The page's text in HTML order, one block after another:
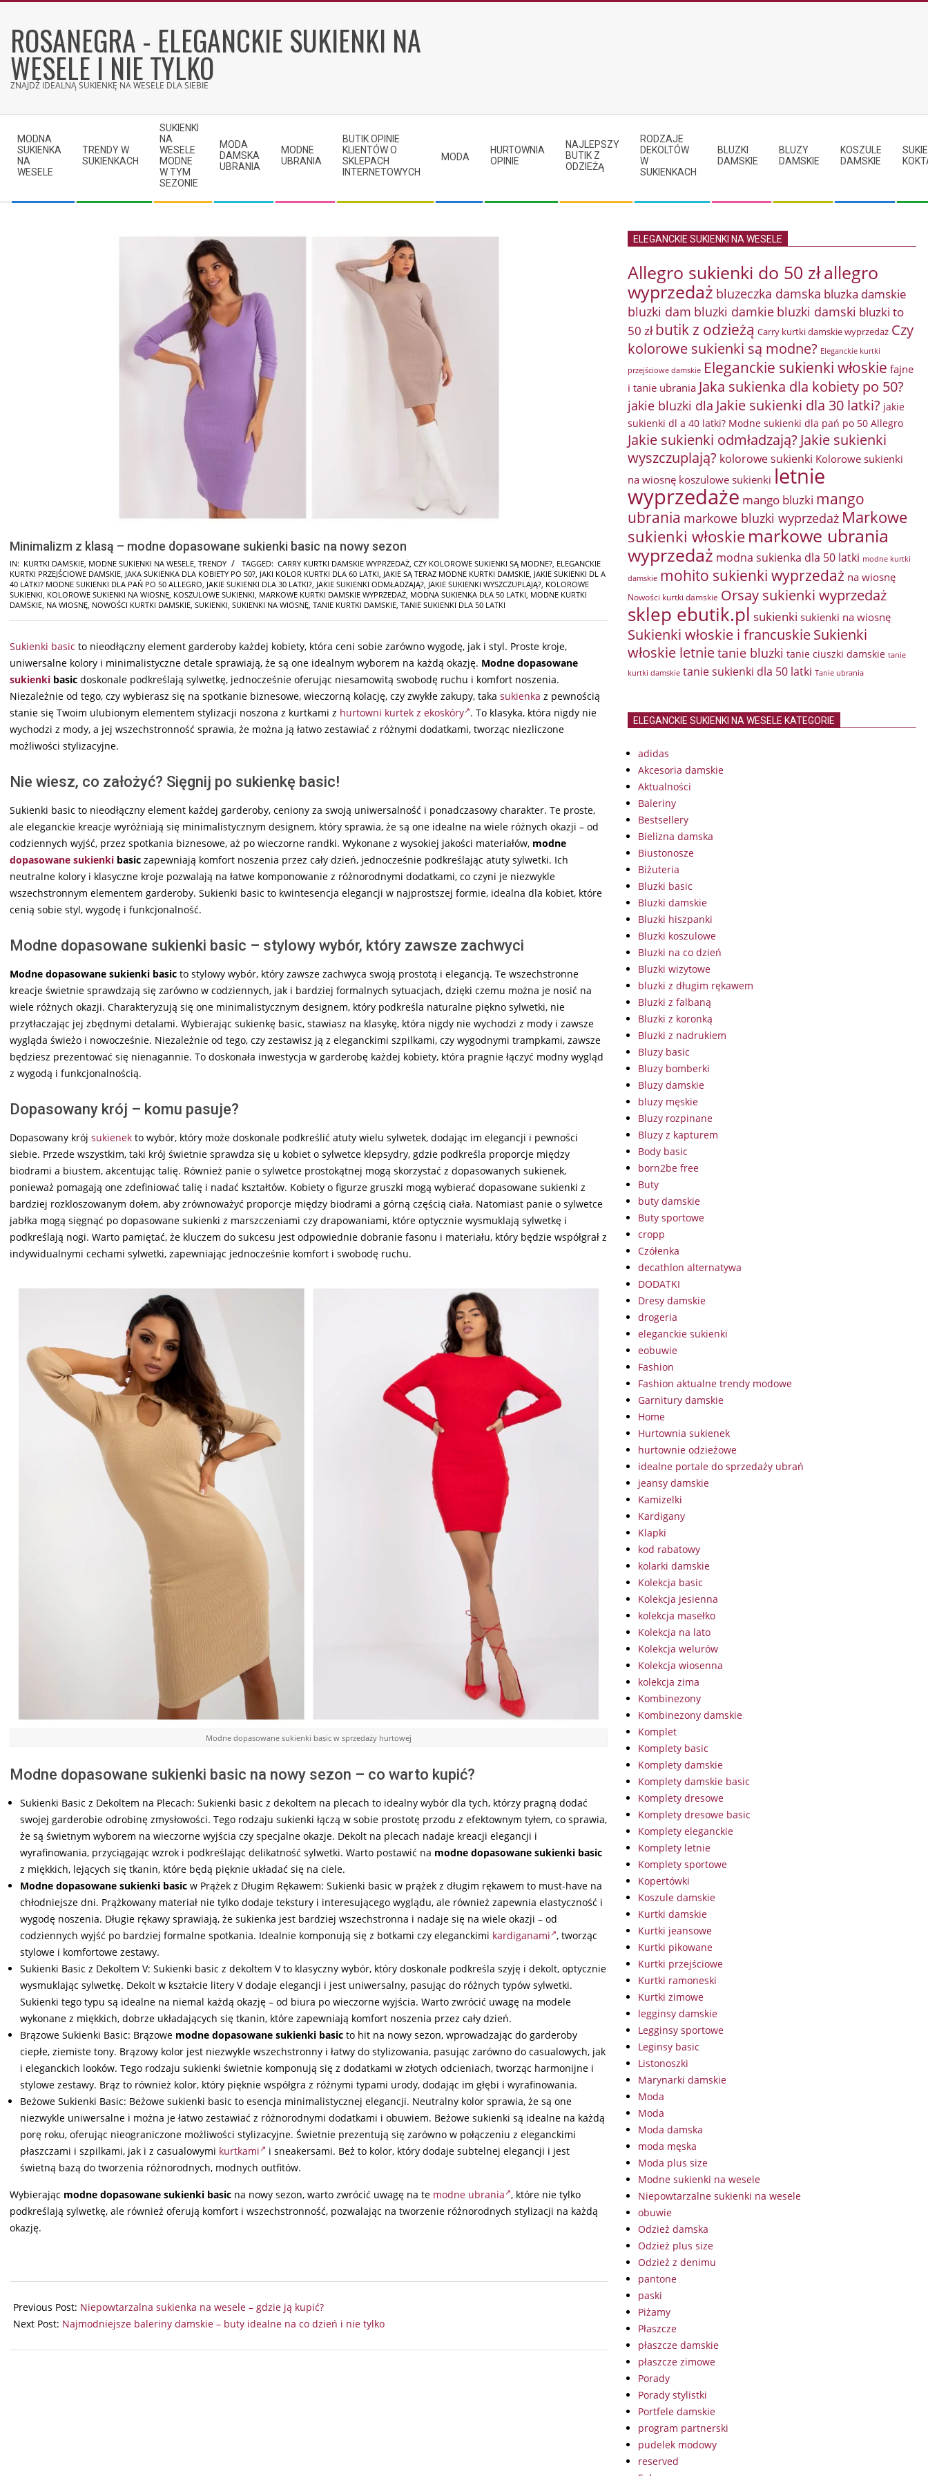
contentROSANEGRA - ELEGANCKIE SUKIENKI NA
WESELE I NIE TYLKO
ZNAJDŹ IDEALNĄ SUKIENKĘ NA WESELE DLA SIEBIE
Navigation
Menu
MODNA
SUKIENKA
NA
WESELE
TRENDY W
SUKIENKACH
SUKIENKI
NA
WESELE
MODNE
W TYM
SEZONIE
MODA
DAMSKA
UBRANIA
MODNE
UBRANIA
BUTIK OPINIE
KLIENTÓW O
SKLEPACH
INTERNETOWYCH
MODA
HURTOWNIA
OPINIE
NAJLEPSZY
BUTIK Z
ODZIEŻĄ
RODZAJE
DEKOLTÓW
W
SUKIENKACH
BLUZKI
DAMSKIE
BLUZY
DAMSKIE
KOSZULE
DAMSKIE
Minimalizm z klasą – modne dopasowane sukienki basic na nowy sezon
IN: KURTKI DAMSKIE, MODNE SUKIENKI NA WESELE, TRENDY TAGGED: CARRY KURTKI DAMSKIE WYPRZEDAŻ, CZY KOLOROWE SUKIENKI SĄ MODNE?, ELEGANCKIE
KURTKI PRZEJŚCIOWE DAMSKIE, JAKA SUKIENKA DLA KOBIETY PO 50?, JAKI KOLOR KURTKI DLA 60 LATKI, JAKIE SĄ TERAZ MODNE KURTKI DAMSKIE, JAKIE SUKIENKI DL A
40 LATKI? MODNE SUKIENKI DLA PAŃ PO 50 ALLEGRO, JAKIE SUKIENKI DLA 30 LATKI?, JAKIE SUKIENKI ODMŁADZAJĄ?, JAKIE SUKIENKI WYSZCZUPLAJĄ?, KOLOROWE
SUKIENKI, KOLOROWE SUKIENKI NA WIOSNĘ, KOSZULOWE SUKIENKI, MARKOWE KURTKI DAMSKIE WYPRZEDAŻ, MODNA SUKIENKA DLA 50 LATKI, MODNE KURTKI
DAMSKIE, NA WIOSNĘ, NOWOŚCI KURTKI DAMSKIE, SUKIENKI, SUKIENKI NA WIOSNĘ, TANIE KURTKI DAMSKIE, TANIE SUKIENKI DLA 50 LATKI
Sukienki basic to nieodłączny element garderoby każdej kobiety, która ceni sobie zarówno wygodę, jak i styl. Proste kroje,
uniwersalne kolory i minimalistyczne detale sprawiają, że są one idealnym wyborem na każdą okazję. Modne dopasowane
sukienki basic doskonale podkreślają sylwetkę, jednocześnie oferując niesamowitą swobodę ruchu i komfort noszenia.
Niezależnie od tego, czy wybierasz się na spotkanie biznesowe, wieczorną kolację, czy zwykłe zakupy, taka sukienka z pewnością
stanie się Twoim ulubionym elementem stylizacji noszona z kurtkami z hurtowni kurtek z ekoskóry . To klasyka, która nigdy nie
wychodzi z mody, a jej wszechstronność sprawia, że można ją łatwo zestawiać z różnymi dodatkami, tworząc niezliczone
możliwości stylizacyjne.
Nie wiesz, co założyć? Sięgnij po sukienkę basic!
Sukienki basic to nieodłączny element każdej garderoby, ceniony za swoją uniwersalność i ponadczasowy charakter. Te proste,
ale eleganckie kreacje wyróżniają się minimalistycznym designem, który sprawia, że są one idealne na wiele różnych okazji – od
codziennych wyjść, przez spotkania biznesowe, aż po wieczorne randki. Wykonane z wysokiej jakości materiałów, modne
dopasowane sukienki basic zapewniają komfort noszenia przez cały dzień, jednocześnie podkreślając atuty sylwetki. Ich
neutralne kolory i klasyczne kroje pozwalają na łatwe komponowanie z różnorodnymi dodatkami, co czyni je niezwykle
wszechstronnym elementem garderoby. Sukienki basic to kwintesencja elegancji w najprostszej formie, idealna dla kobiet, które
cenią sobie styl, wygodę i funkcjonalność.
Modne dopasowane sukienki basic – stylowy wybór, który zawsze zachwyci
Modne dopasowane sukienki basic to stylowy wybór, który zawsze zachwyca swoją prostotą i elegancją. Te wszechstronne
kreacje świetnie sprawdzają się zarówno w codziennych, jak i bardziej formalnych sytuacjach, dzięki czemu można je nosić na
wiele różnych okazji. Charakteryzują się one minimalistycznym designem, który podkreśla naturalne piękno sylwetki, nie
przytłaczając jej zbędnymi detalami. Wybierając sukienkę basic, stawiasz na klasykę, która nigdy nie wychodzi z mody i zawsze
wygląda świeżo i nowocześnie. Niezależnie od tego, czy zestawisz ją z eleganckimi szpilkami, czy wygodnymi trampkami, zawsze
będziesz prezentować się nienagannie. To doskonała inwestycja w garderobę każdej kobiety, która pragnie łączyć modny wygląd
z wygodą i funkcjonalnością.
Dopasowany krój – komu pasuje?
Dopasowany krój sukienek to wybór, który może doskonale podkreślić atuty wielu sylwetek, dodając im elegancji i pewności
siebie. Przede wszystkim, taki krój świetnie sprawdza się u kobiet o sylwetce klepsydry, gdzie podkreśla proporcje między
biodrami a biustem, akcentując talię. Również panie o sylwetce prostokątnej mogą skorzystać z dopasowanych sukienek,
ponieważ pomagają one zdefiniować talię i nadać kształtów. Kobiety o figurze gruszki mogą wybierać dopasowane sukienki z
bardziej rozkloszowanym dołem, aby zrównoważyć proporcje między biodrami a górną częścią ciała. Natomiast panie o sylwetce
jabłka mogą sięgnąć po dopasowane sukienki z marszczeniami czy drapowaniami, które optycznie wysmuklają sylwetkę i
podkreślają nogi. Warto pamiętać, że kluczem do sukcesu jest odpowiednie dobranie fasonu i materiału, który będzie współgrał z
indywidualnymi cechami sylwetki, zapewniając jednocześnie komfort i swobodę ruchu.
Modne dopasowane sukienki basic w sprzedaży hurtowej
Modne dopasowane sukienki basic na nowy sezon – co warto kupić?
Sukienki Basic z Dekoltem na Plecach: Sukienki basic z dekoltem na plecach to idealny wybór dla tych, którzy pragną dodać
swojej garderobie odrobinę zmysłowości. Tego rodzaju sukienki łączą w sobie prostotę przodu z efektownym tyłem, co sprawia,
że są świetnym wyborem na wieczorne wyjścia czy specjalne okazje. Dekolt na plecach nadaje kreacji elegancji i
wyrafinowania, przyciągając wzrok i podkreślając delikatność sylwetki. Warto postawić na modne dopasowane sukienki basic
z miękkich, lejących się tkanin, które będą pięknie układać się na ciele.
Modne dopasowane sukienki basic w Prążek z Długim Rękawem: Sukienki basic w prążek z długim rękawem to must-have na
chłodniejsze dni. Prążkowany materiał nie tylko dodaje tekstury i interesującego wyglądu, ale również zapewnia elastyczność i
wygodę noszenia. Długie rękawy sprawiają, że sukienka jest bardziej wszechstronna i nadaje się na wiele okazji – od
codziennych wyjść po bardziej formalne spotkania. Idealnie komponują się z botkami czy eleganckimi kardiganami , tworząc
stylowe i komfortowe zestawy.
Sukienki Basic z Dekoltem V: Sukienki basic z dekoltem V to klasyczny wybór, który doskonale podkreśla szyję i dekolt, optycznie
wysmuklając sylwetkę. Dekolt w kształcie litery V dodaje elegancji i jest uniwersalny, pasując do różnych typów sylwetki.
Sukienki tego typu są idealne na niemal każdą okazję – od biura po wieczorne wyjścia. Warto zwrócić uwagę na modele
wykonane z miękkich, dobrze układających się tkanin, które zapewniają komfort noszenia przez cały dzień.
Brązowe Sukienki Basic: Brązowe modne dopasowane sukienki basic to hit na nowy sezon, wprowadzając do garderoby
ciepłe, ziemiste tony. Brązowy kolor jest niezwykle wszechstronny i łatwy do stylizowania, pasując zarówno do casualowych, jak
i eleganckich looków. Tego rodzaju sukienki świetnie komponują się z dodatkami w złotych odcieniach, tworząc harmonijne i
stylowe zestawy. Brąz to również kolor, który pięknie współgra z różnymi typami urody, dodając im głębi i wyrafinowania.
Beżowe Sukienki Basic: Beżowe sukienki basic to esencja minimalistycznej elegancji. Neutralny kolor sprawia, że są one
niezwykle uniwersalne i można je łatwo zestawiać z różnorodnymi dodatkami i obuwiem. Beżowe sukienki są idealne na każdą
porę roku, oferując nieograniczone możliwości stylizacyjne. Świetnie prezentują się zarówno w połączeniu z eleganckimi
płaszczami i szpilkami, jak i z casualowymi kurtkami
i sneakersami. Beż to kolor, który dodaje subtelnej elegancji i jest
świetną bazą do tworzenia różnorodnych, modnych outfitów.
Wybierając modne dopasowane sukienki basic na nowy sezon, warto zwrócić uwagę na te modne ubrania , które nie tylko
podkreślają sylwetkę, ale również oferują komfort i wszechstronność, pozwalając na tworzenie różnorodnych stylizacji na każdą
okazję.
08-
05
Previous Post: Niepowtarzalna sukienka na wesele – gdzie ją kupić?
Next Post: Najmodniejsze baleriny damskie – buty idealne na co dzień i nie tylko
ELEGANCKIE SUKIENKI NA WESELE
Allegro sukienki do 50 złallegro
wyprzedaż bluzeczka damska bluzka damskie
bluzki dam bluzki damkie bluzki damski bluzki to
50 zł butik z odzieżą Carry kurtki damskie wyprzedaż Czy
kolorowe sukienki są modne? Eleganckie kurtki
przejściowe damskie Eleganckie sukienki włoskie fajne
i tanie ubrania Jaka sukienka dla kobiety po 50?
jakie bluzki dla Jakie sukienki dla 30 latki? jakie
sukienki dl a 40 latki? Modne sukienki dla pań po 50 Allegro
Jakie sukienki odmładzają? Jakie sukienki
wyszczuplają? kolorowe sukienki Kolorowe sukienki
na wiosnę koszulowe sukienki letnie
wyprzedaże mango bluzki mango
ubrania markowe bluzki wyprzedaż Markowe
sukienki włoskie markowe ubrania
wyprzedaż modna sukienka dla 50 latki modne kurtki
damskie mohito sukienki wyprzedaż na wiosnę
Nowości kurtki damskie Orsay sukienki wyprzedaż
sklep ebutik.pl sukienki sukienki na wiosnę
Sukienki włoskie i francuskieSukienki
włoskie letnietanie bluzki tanie ciuszki damskie tanie
kurtki damskie tanie sukienki dla 50 latki Tanie ubrania
ELEGANCKIE SUKIENKI NA WESELE KATEGORIE
adidas
Akcesoria damskie
Aktualności
Baleriny
Bestsellery
Bielizna damska
Biustonosze
Biżuteria
Bluzki basic
Bluzki damskie
Bluzki hiszpanki
Bluzki koszulowe
Bluzki na co dzień
Bluzki wizytowe
bluzki z długim rękawem
Bluzki z falbaną
Bluzki z koronką
Bluzki z nadrukiem
Bluzy basic
Bluzy bomberki
Bluzy damskie
bluzy męskie
Bluzy rozpinane
Bluzy z kapturem
Body basic
born2be free
Buty
buty damskie
Buty sportowe
cropp
Czółenka
decathlon alternatywa
DODATKI
Dresy damskie
drogeria
eleganckie sukienki
eobuwie
Fashion
Fashion aktualne trendy modowe
Garnitury damskie
Home
Hurtownia sukienek
hurtownie odzieżowe
idealne portale do sprzedaży ubrań
jeansy damskie
Kamizelki
Kardigany
Klapki
kod rabatowy
kolarki damskie
Kolekcja basic
Kolekcja jesienna
kolekcja masełko
Kolekcja na lato
Kolekcja welurów
Kolekcja wiosenna
kolekcja zima
Kombinezony
Kombinezony damskie
Komplet
Komplety basic
Komplety damskie
Komplety damskie basic
Komplety dresowe
Komplety dresowe basic
Komplety eleganckie
Komplety letnie
Komplety sportowe
Kopertówki
Koszule damskie
Kurtki damskie
Kurtki jeansowe
Kurtki pikowane
Kurtki przejściowe
Kurtki ramoneski
Kurtki zimowe
legginsy damskie
Legginsy sportowe
Leginsy basic
Listonoszki
Marynarki damskie
Moda
Moda
Moda damska
moda męska
Moda plus size
Modne sukienki na wesele
Niepowtarzalne sukienki na wesele
obuwie
Odzież damska
Odzież plus size
Odzież z denimu
pantone
paski
Piżamy
Płaszcze
płaszcze damskie
płaszcze zimowe
Porady
Porady stylistki
Portfele damskie
program partnerski
pudelek modowy
reserved